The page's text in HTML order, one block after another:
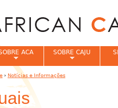
ACA SOBRE CAJU
are here
› Notícias e Informações